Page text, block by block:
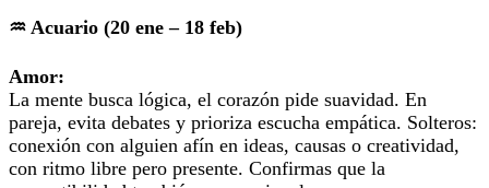
♒ Acuario (20 ene – 18 feb)
Amor:
La mente busca lógica, el corazón pide suavidad. En
pareja, evita debates y prioriza escucha empática. Solteros:
conexión con alguien afín en ideas, causas o creatividad,
con ritmo libre pero presente. Confirmas que la